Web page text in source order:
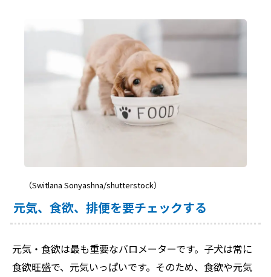
（Switlana Sonyashna/shutterstock）
元気、食欲、排便を要チェックする
元気・食欲は最も重要なバロメーターです。子犬は常に
食欲旺盛で、元気いっぱいです。そのため、食欲や元気